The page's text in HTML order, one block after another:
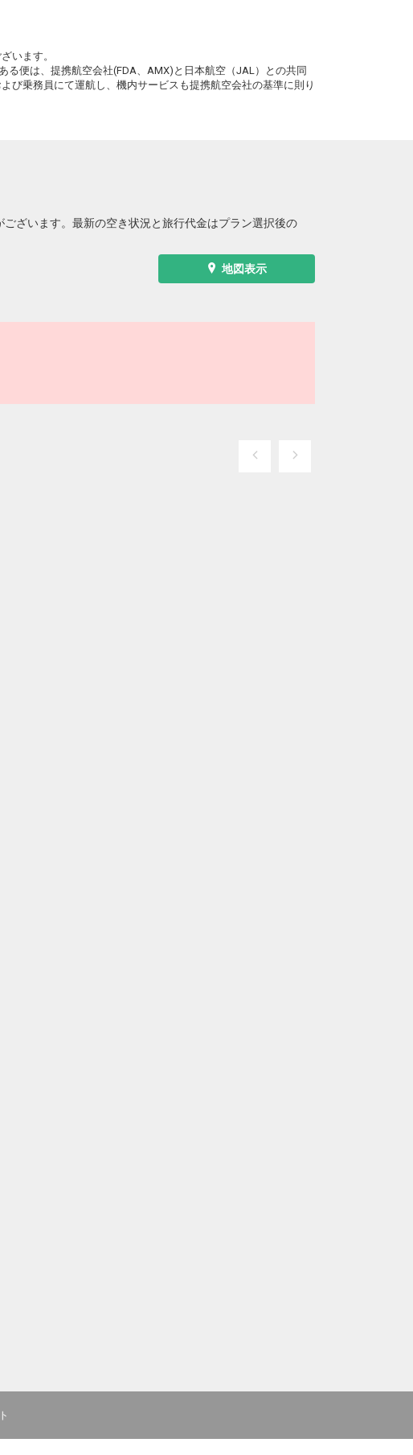
います。
る便は、提携航空会社(FDA、AMX)と日本航空（JAL）との共同
び乗務員にて運航し、機内サービスも提携航空会社の基準に則り
ざいます。最新の空き状況と旅行代金はプラン選択後の
地図表示